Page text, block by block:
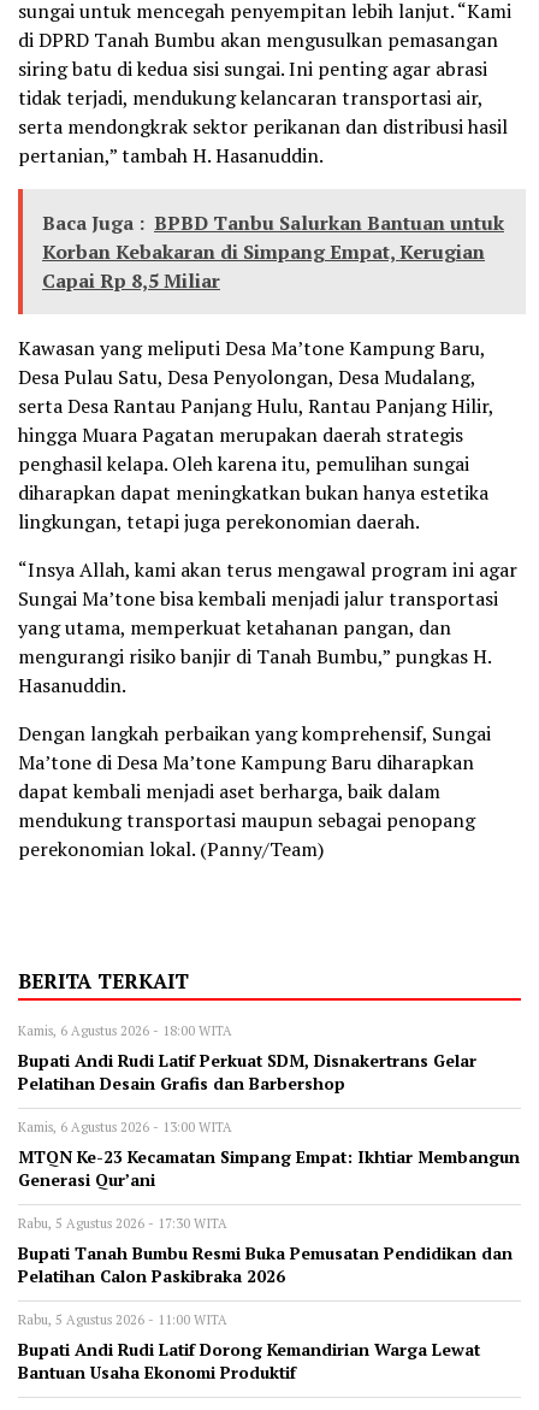
sungai untuk mencegah penyempitan lebih lanjut. “Kami
di DPRD Tanah Bumbu akan mengusulkan pemasangan
siring batu di kedua sisi sungai. Ini penting agar abrasi
tidak terjadi, mendukung kelancaran transportasi air,
serta mendongkrak sektor perikanan dan distribusi hasil
pertanian,” tambah H. Hasanuddin.
Baca Juga : BPBD Tanbu Salurkan Bantuan untuk
Korban Kebakaran di Simpang Empat, Kerugian
Capai Rp 8,5 Miliar
Kawasan yang meliputi Desa Ma’tone Kampung Baru,
Desa Pulau Satu, Desa Penyolongan, Desa Mudalang,
serta Desa Rantau Panjang Hulu, Rantau Panjang Hilir,
hingga Muara Pagatan merupakan daerah strategis
penghasil kelapa. Oleh karena itu, pemulihan sungai
diharapkan dapat meningkatkan bukan hanya estetika
lingkungan, tetapi juga perekonomian daerah.
“Insya Allah, kami akan terus mengawal program ini agar
Sungai Ma’tone bisa kembali menjadi jalur transportasi
yang utama, memperkuat ketahanan pangan, dan
mengurangi risiko banjir di Tanah Bumbu,” pungkas H.
Hasanuddin.
Dengan langkah perbaikan yang komprehensif, Sungai
Ma’tone di Desa Ma’tone Kampung Baru diharapkan
dapat kembali menjadi aset berharga, baik dalam
mendukung transportasi maupun sebagai penopang
perekonomian lokal. (Panny/Team)
BERITA TERKAIT
Kamis, 6 Agustus 2026 - 18:00 WITA
Bupati Andi Rudi Latif Perkuat SDM, Disnakertrans Gelar
Pelatihan Desain Grafis dan Barbershop
Kamis, 6 Agustus 2026 - 13:00 WITA
MTQN Ke-23 Kecamatan Simpang Empat: Ikhtiar Membangun
Generasi Qur’ani
Rabu, 5 Agustus 2026 - 17:30 WITA
Bupati Tanah Bumbu Resmi Buka Pemusatan Pendidikan dan
Pelatihan Calon Paskibraka 2026
Rabu, 5 Agustus 2026 - 11:00 WITA
Bupati Andi Rudi Latif Dorong Kemandirian Warga Lewat
Bantuan Usaha Ekonomi Produktif